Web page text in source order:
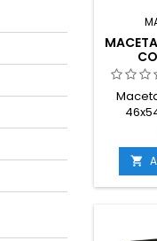
reflecta
